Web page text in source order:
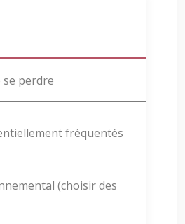
se perdre
fréquentés
(choisir des